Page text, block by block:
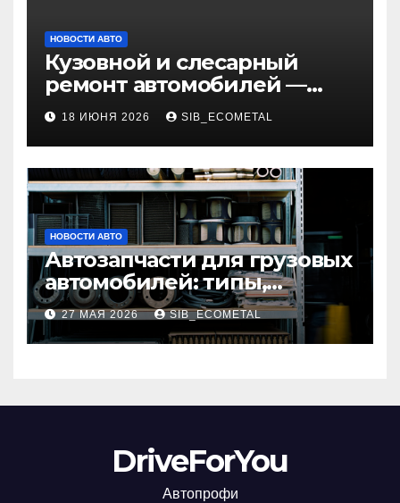
НОВОСТИ АВТО
Кузовной и слесарный
ремонт автомобилей —
наличие оригинальных
запчастей и типичные
сроки выполнения работ
18 ИЮНЯ 2026 SIB_ECOMETAL
НОВОСТИ АВТО
Автозапчасти для грузовых
автомобилей: типы,
совместимость и критерии
подбора
27 МАЯ 2026 SIB_ECOMETAL
DriveForYou
Автопрофи